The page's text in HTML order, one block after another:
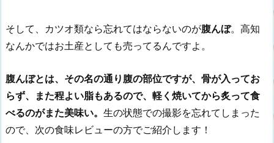
そして、カツオ類なら忘れてはならないのが腹んぼ。高知
なんかではお土産としても売ってるんですよ。
腹んぼとは、その名の通り腹の部位ですが、骨が入ってお
らず、また程よい脂もあるので、軽く焼いてから炙って食
べるのがまた美味い。 生の状態での撮影を忘れてしまった
ので、次の食味レビューの方でご紹介します！